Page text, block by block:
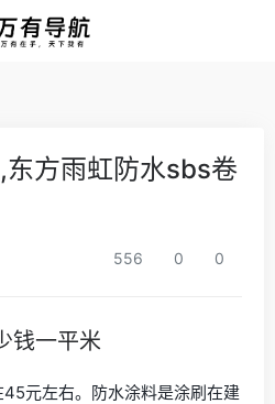
方雨虹防水sbs卷
556 0 0
钱一平米
元左右。防水涂料是涂刷在建